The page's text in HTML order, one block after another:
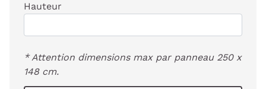
Hauteur
* Attention dimensions max par panneau 250 x
148 cm.